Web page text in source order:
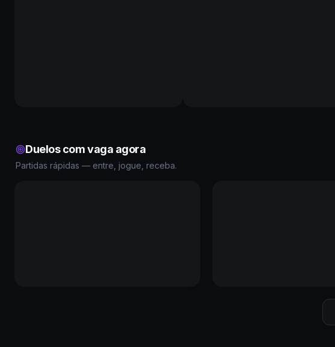
Duelos com vaga agora
Partidas rápidas — entre, jogue, receba.